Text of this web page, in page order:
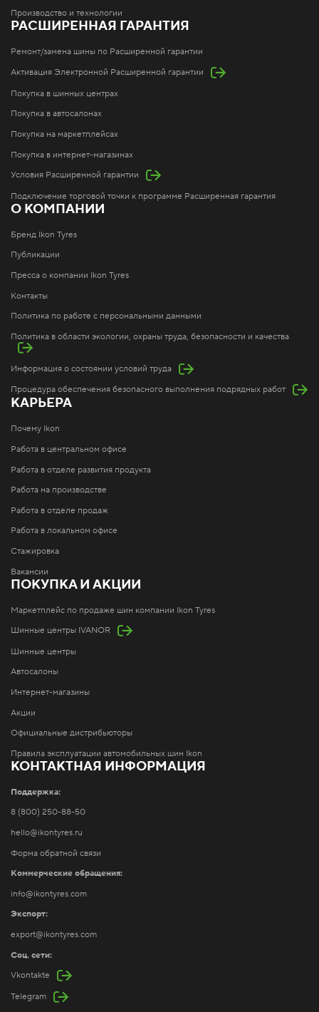
Производство и технологии
РАСШИРЕННАЯ ГАРАНТИЯ
Ремонт/замена шины по Расширенной гарантии
Активация Электронной Расширенной гарантии
Покупка в шинных центрах
Покупка в автосалонах
Покупка на маркетплейсах
Покупка в интернет-магазинах
Условия Расширенной гарантии
Подключение торговой точки к программе Расширенная гарантия
О КОМПАНИИ
Бренд Ikon Tyres
Публикации
Пресса о компании Ikon Tyres
Контакты
Политика по работе с персональными данными
Политика в области экологии, охраны труда, безопасности и качества
Информация о состоянии условий труда
Процедура обеспечения безопасного выполнения подрядных работ
КАРЬЕРА
Почему Ikon
Работа в центральном офисе
Работа в отделе развития продукта
Работа на производстве
Работа в отделе продаж
Работа в локальном офисе
Стажировка
Вакансии
ПОКУПКА И АКЦИИ
Маркетплейс по продаже шин компании Ikon Tyres
Шинные центры IVANOR
Шинные центры
Автосалоны
Интернет-магазины
Акции
Официальные дистрибьюторы
Правила эксплуатации автомобильных шин Ikon
КОНТАКТНАЯ ИНФОРМАЦИЯ
Поддержка:
8 (800) 250-88-50
hello@ikontyres.ru
Форма обратной связи
Коммерческие обращения:
info@ikontyres.com
Экспорт:
export@ikontyres.com
Соц. сети:
Vkontakte
Telegram